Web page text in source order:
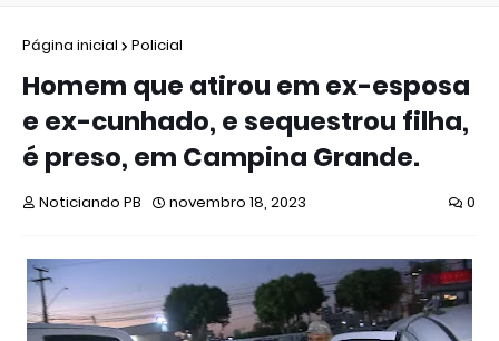
Página inicial Policial
Homem que atirou em ex-esposa
e ex-cunhado, e sequestrou filha,
é preso, em Campina Grande.
Noticiando PB novembro 18, 2023 0